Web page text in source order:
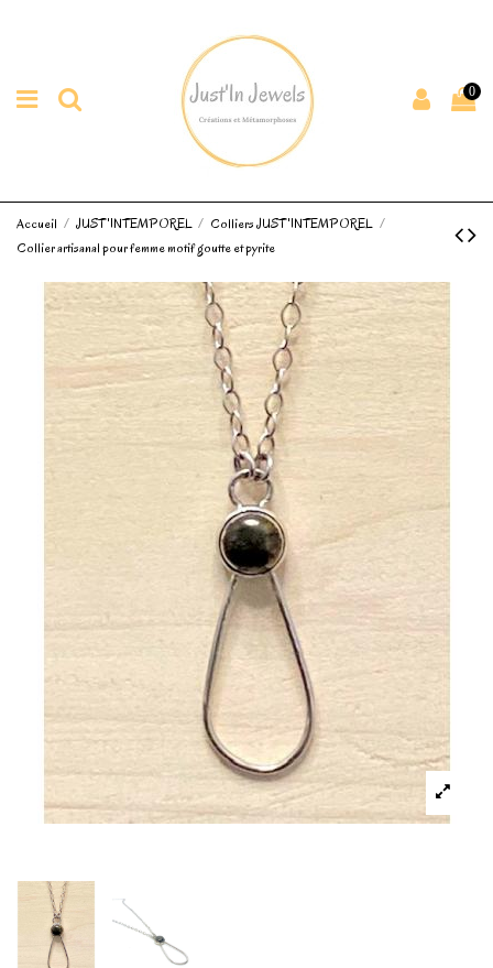
0
Accueil JUST'INTEMPOREL
Colliers JUST'INTEMPOREL
Collier artisanal pour femme motif goutte et pyrite